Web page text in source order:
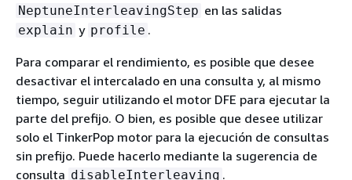
NeptuneInterleavingStep en las salidas
explain y profile .
Para comparar el rendimiento, es posible que desee
desactivar el intercalado en una consulta y, al mismo
tiempo, seguir utilizando el motor DFE para ejecutar la
parte del prefijo. O bien, es posible que desee utilizar
solo el TinkerPop motor para la ejecución de consultas
sin prefijo. Puede hacerlo mediante la sugerencia de
consulta disableInterleaving .